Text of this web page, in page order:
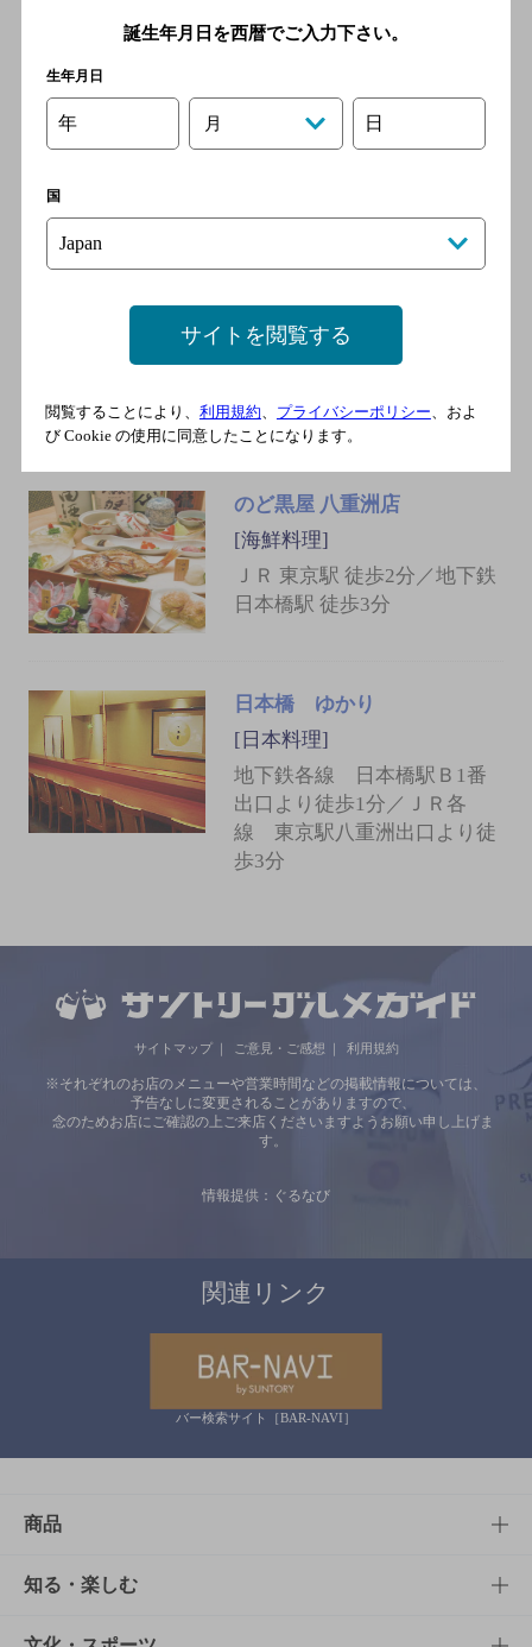
ストラン
[とんかつ・和食]
接
鳥彩 八重洲店
[鍋料理]
日本橋駅 徒歩3分
のど黒屋 八重洲店
[海鮮料理]
ＪＲ 東京駅 徒歩2分／地下鉄
日本橋駅 徒歩3分
日本橋 ゆかり
[日本料理]
地下鉄各線 日本橋駅Ｂ1番
出口より徒歩1分／ＪＲ各
線 東京駅八重洲出口より徒
歩3分
サイトマップ ご意見・ご感想 利用規約
※それぞれのお店のメニューや営業時間などの掲載情報については、
予告なしに変更されることがありますので、
念のためお店にご確認の上ご来店くださいますようお願い申し上げま
す。
情報提供：ぐるなび
関連リンク
バー検索サイト［BAR-NAVI］
商品
商品TOP
商品一覧
知る・楽しむ
誕生年月日を西暦でご入力下さい。
生年月日
年 月 日
国
サイトを閲覧する
閲覧することにより、 利用規約 プライバシーポリシー 、およ
び Cookie の使用に同意したことになります。